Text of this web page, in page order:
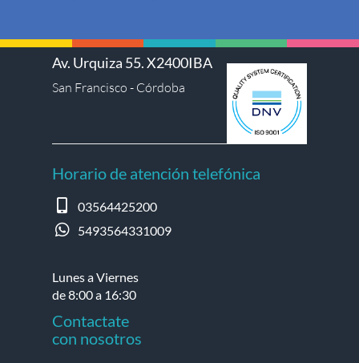
Av. Urquiza 55. X2400IBA
San Francisco - Córdoba
Horario de atención telefónica
03564425200
5493564331009
Lunes a Viernes
de 8:00 a 16:30
Contactate
con nosotros